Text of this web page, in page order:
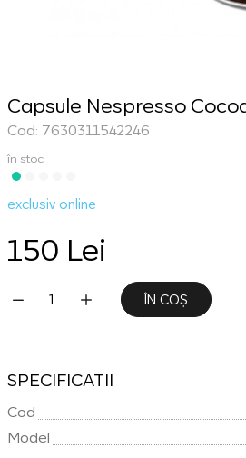
Capsule Nespresso
Cod: 7630311542246
în stoc
exclusiv online
150 Lei
ÎN COȘ
SPECIFICATII
Cod
Model